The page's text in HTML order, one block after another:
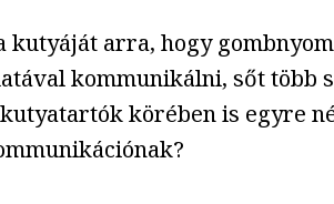
arra, hogy
kommunikálni, sőt
körében is egyre